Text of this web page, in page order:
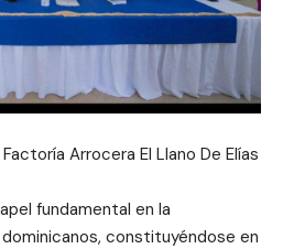
Arrocera El Llano De Elías
fundamental en la
constituyéndose en